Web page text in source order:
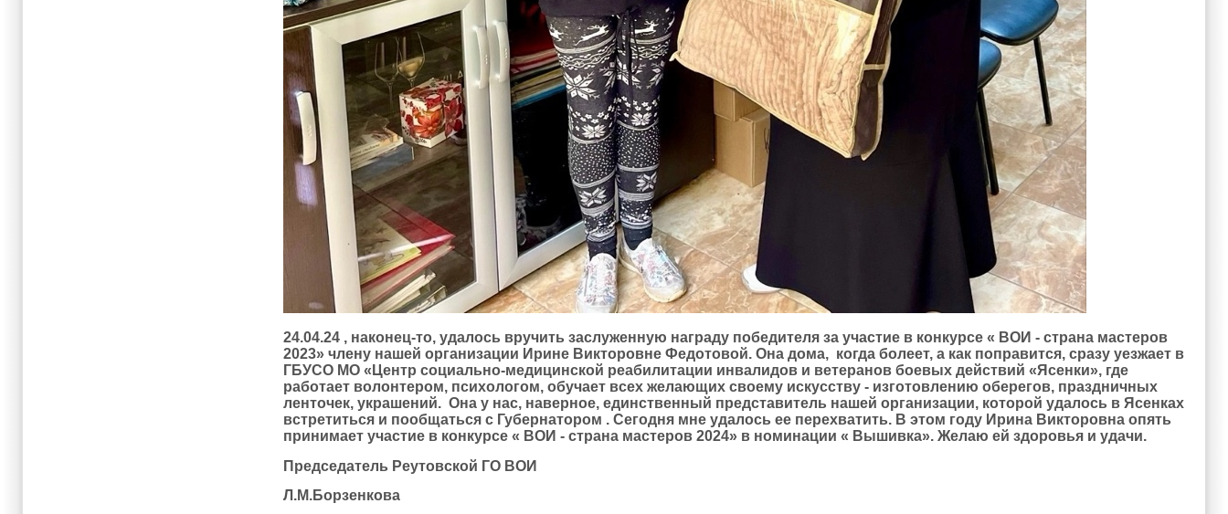
24.04.24 , наконец-то, удалось вручить заслуженную награду победителя за участие в конкурсе « ВОИ - страна мастеров
2023» члену нашей организации Ирине Викторовне Федотовой. Она дома, когда болеет, а как поправится, сразу уезжает в
ГБУСО МО «Центр социально-медицинской реабилитации инвалидов и ветеранов боевых действий «Ясенки», где
работает волонтером, психологом, обучает всех желающих своему искусству - изготовлению оберегов, праздничных
ленточек, украшений. Она у нас, наверное, единственный представитель нашей организации, которой удалось в Ясенках
встретиться и пообщаться с Губернатором . Сегодня мне удалось ее перехватить. В этом году Ирина Викторовна опять
принимает участие в конкурсе « ВОИ - страна мастеров 2024» в номинации « Вышивка». Желаю ей здоровья и удачи.
Председатель Реутовской ГО ВОИ
Л.М.Борзенкова